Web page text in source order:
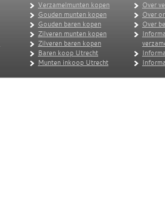
Verzamelmunten kopen
Gouden munten kopen
Gouden baren kopen
Zilveren munten kopen
Zilveren baren kopen
Baren koop Utrecht
Munten inkoop Utrecht
Over
Over
Over